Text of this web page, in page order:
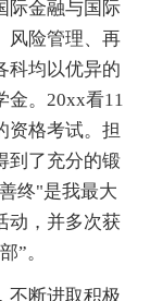
际金融与国际
风险管理、再
科均以优异的
金。20xx看11
资格考试。担
到了充分的锻
终"是我最大
动，并多次获
”。
不断进取积极